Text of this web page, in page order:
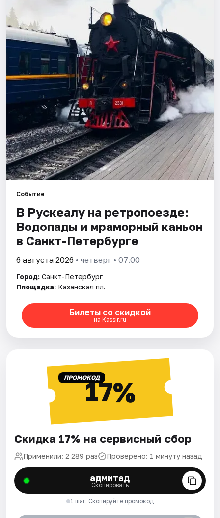
Города
Площадки
Артисты
Рейтинги
Событие
В Рускеалу на ретропоезде:
Водопады и мраморный каньон
в Санкт-Петербурге
6 августа 2026 • четверг • 07:00
Город: Санкт-Петербург
Площадка: Казанская пл.
Билеты со скидкой
на Kassir.ru
ПРОМОКОД17%
Скидка 17% на сервисный сбор
Применили: 2 289 раз Проверено: 1 минуту назад
адмитад
Скопировать
1 шаг. Скопируйте промокод